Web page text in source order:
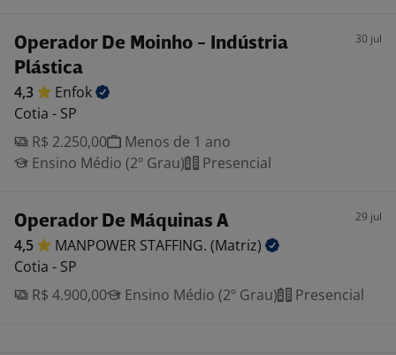
Operador De Moinho - Indústria
Plástica
30 jul
4,3
Enfok
Cotia - SP
R$ 2.250,00
Menos de 1 ano
Ensino Médio (2º Grau)
Presencial
Operador De Máquinas A 29 jul
4,5 MANPOWER STAFFING. (Matriz)
Cotia - SP
R$ 4.900,00
Ensino Médio (2º Grau) Presencial